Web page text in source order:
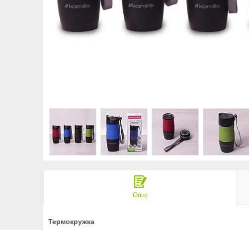
Опис
Термокружка